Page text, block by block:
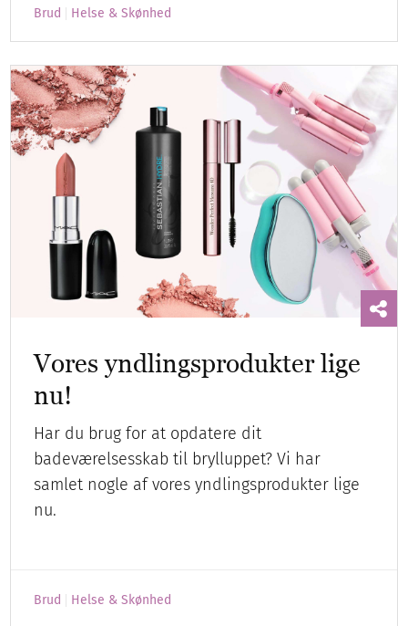
Brud Helse & Skønhed
Vores yndlingsprodukter lige
nu!
Har du brug for at opdatere dit
badeværelsesskab til brylluppet? Vi har
samlet nogle af vores yndlingsprodukter lige
nu.
Brud Helse & Skønhed